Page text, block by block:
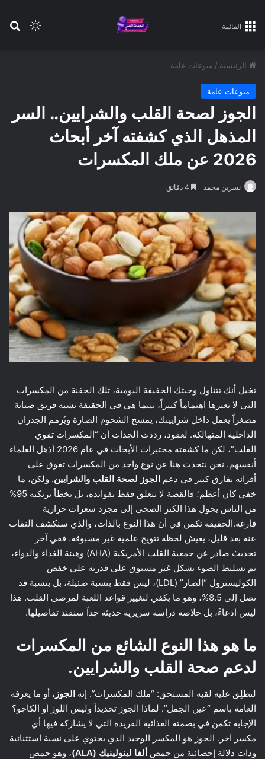
الوضع القائمة
الرئيسية / منوعات عامة
منوعات عامة
الجوز لصحة القلب والشرايين.. السر
المذهل الذي كشفته آخر أبحاث
2026 عن ملك المكسرات
نسرين محمد
تخيل أنك تتناول وجبتك الخفيفة اليومية، تلك الحفنة من المكسرات
التي لا تعيرها اهتماماً كبيراً، بينما هي في الحقيقة تشبه فريق صيانة
مصغراً يعمل داخل شرايينك، يمسح الشحوم الضارة ويُرمم الجدران
الداخلية المتهالكة. لعقود، رددت الجدات أن “المكسرات تقوي
القلب”، لكن ما كشفته مختبرات الأبحاث في عام 2026 أذهل العلماء
أنفسهم. نحن نتحدث هنا عن نوع واحد من المكسرات تفوق على
أقرانه بفارق كبير في دعم الجوز لصحة القلب والشرايين. ولكن، ما
خفي كان أعظم؛ فالقصة لا تتعلق فقط بفوائده، بل بخطأ يرتكبه 95%
من الناس يحول هذا الكنز الصحي إلى مجرد سعرات حرارية
فارغة.الحقيقة تكمن في أن هذا النوع بالذات، والذي سنكشف النقاب
عنه بعد قليل، يعيش لحظة تتويج علمية غير مسبوقة. ففي آخر
تحديث صادر عن جمعية القلب الأمريكية (AHA) وهيئة الغذاء والدواء،
تم تسليط الضوء بشكل غير مسبوق على قدرته على خفض
الكوليسترول “الضار” (LDL)، ليس فقط بنسبة ضئيلة، بل بنسبة قد
تصل إلى 8.5%، وهو ما يكفي لتغيير قواعد اللعبة لمرضى القلب. هذا
ليس ادعاءً، بل خلاصة دراسة سريرية حديثة جداً سنفند تفاصيلها.
ما هو هذا النوع الشائع من المكسرات
لدعم صحة القلب والشرايين.
لنطلِق عليه لقبه المستحق: “ملك المكسرات”. إنه الجوز ، أو ما يعرفه
العامة باسم “عين الجمل”. لماذا الجوز تحديداً وليس اللوز أو الكاجو؟
الإجابة تكمن في بصمته الغذائية الفريدة التي لا يشاركه فيها أي
مكسر آخر. الجوز هو المكسر الوحيد الذي يحتوي على نسبة استثنائية
وذات دلالة إحصائية من حمض ألفا لينولينيك (ALA)
، وهو حمض